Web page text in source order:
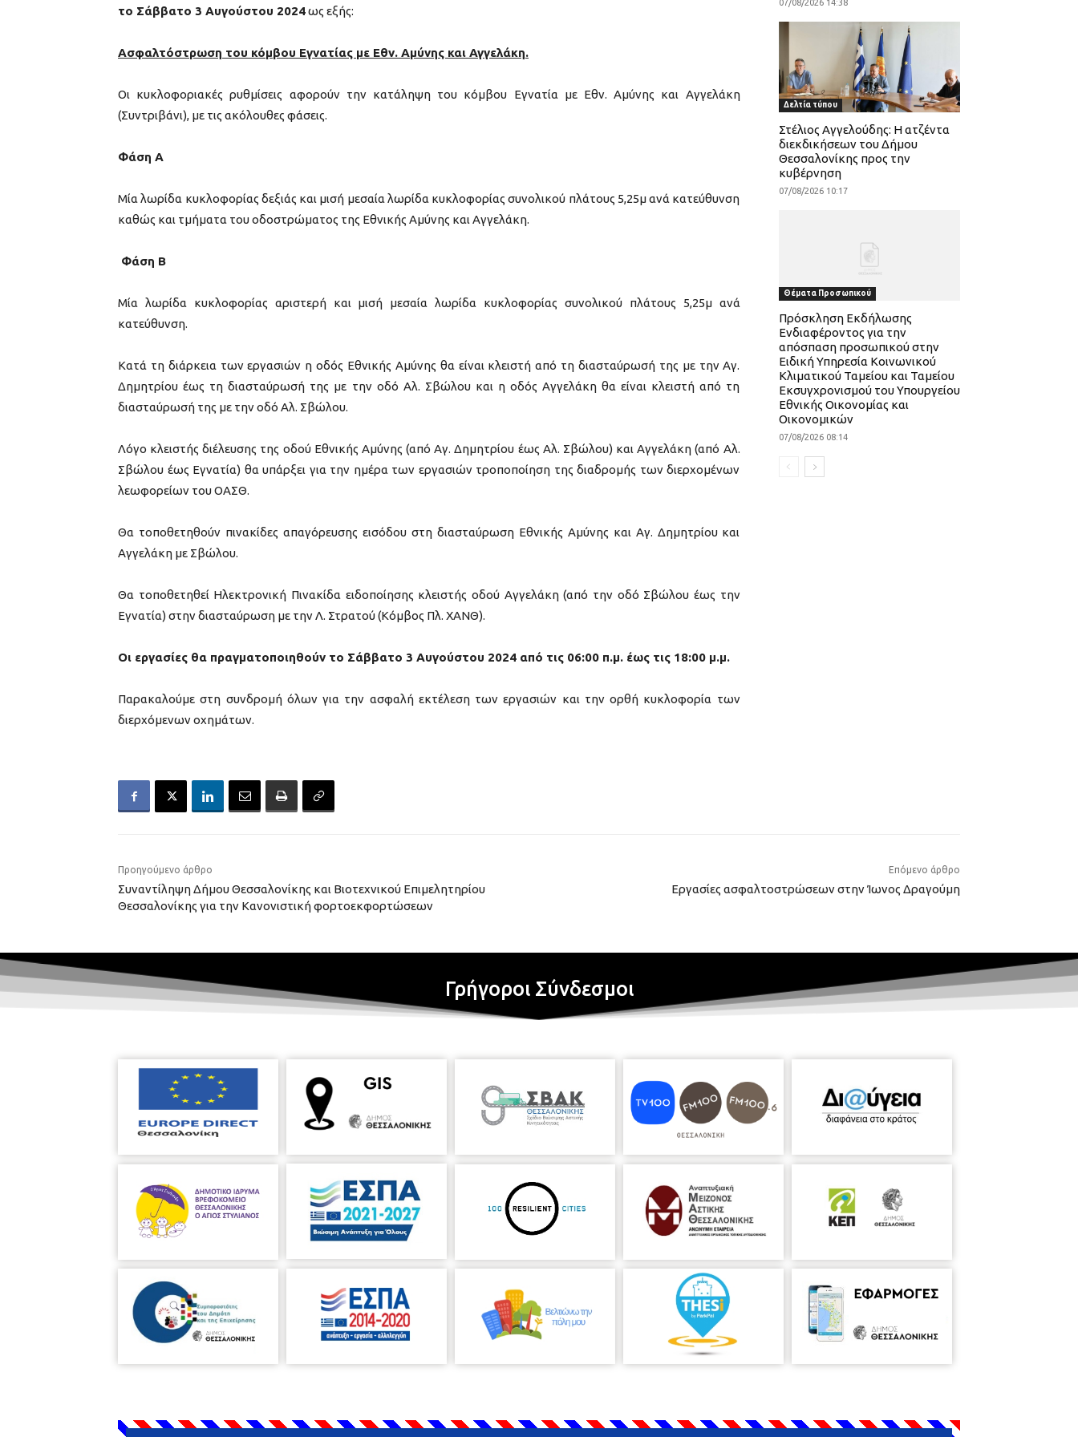
το Σάββατο 3 Αυγούστου 2024ως εξής:
Ασφαλτόστρωση του κόμβου Εγνατίας με Εθν. Αμύνης και Αγγελάκη.
Οι κυκλοφοριακές ρυθμίσεις αφορούν την κατάληψη του κόμβου Εγνατία με Εθν. Αμύνης και Αγγελάκη
(Συντριβάνι), με τις ακόλουθες φάσεις.
Φάση Α
Μία λωρίδα κυκλοφορίας δεξιάς και μισή μεσαία λωρίδα κυκλοφορίας συνολικού πλάτους 5,25μ ανά κατεύθυνση
καθώς και τμήματα του οδοστρώματος της Εθνικής Αμύνης και Αγγελάκη.
Φάση Β
Μία λωρίδα κυκλοφορίας αριστερή και μισή μεσαία λωρίδα κυκλοφορίας συνολικού πλάτους 5,25μ ανά
κατεύθυνση.
Κατά τη διάρκεια των εργασιών η οδός Εθνικής Αμύνης θα είναι κλειστή από τη διασταύρωσή της με την Αγ.
Δημητρίου έως τη διασταύρωσή της με την οδό Αλ. Σβώλου και η οδός Αγγελάκη θα είναι κλειστή από τη
διασταύρωσή της με την οδό Αλ. Σβώλου.
Λόγο κλειστής διέλευσης της οδού Εθνικής Αμύνης (από Αγ. Δημητρίου έως Αλ. Σβώλου) και Αγγελάκη (από Αλ.
Σβώλου έως Εγνατία) θα υπάρξει για την ημέρα των εργασιών τροποποίηση της διαδρομής των διερχομένων
λεωφορείων του ΟΑΣΘ.
Θα τοποθετηθούν πινακίδες απαγόρευσης εισόδου στη διασταύρωση Εθνικής Αμύνης και Αγ. Δημητρίου και
Αγγελάκη με Σβώλου.
Θα τοποθετηθεί Ηλεκτρονική Πινακίδα ειδοποίησης κλειστής οδού Αγγελάκη (από την οδό Σβώλου έως την
Εγνατία) στην διασταύρωση με την Λ. Στρατού (Κόμβος Πλ. ΧΑΝΘ).
Οι εργασίες θα πραγματοποιηθούν το Σάββατο 3 Αυγούστου 2024 από τις 06:00 π.μ. έως τις 18:00 μ.μ.
Παρακαλούμε στη συνδρομή όλων για την ασφαλή εκτέλεση των εργασιών και την ορθή κυκλοφορία των
διερχόμενων οχημάτων.
07/08/2026 14:38
Δελτία τύπου
Στέλιος Αγγελούδης: Η ατζέντα
διεκδικήσεων του Δήμου
Θεσσαλονίκης προς την
κυβέρνηση
07/08/2026 10:17
Θέματα Προσωπικού
Πρόσκληση Εκδήλωσης
Ενδιαφέροντος για την
απόσπαση προσωπικού στην
Ειδική Υπηρεσία Κοινωνικού
Κλιματικού Ταμείου και Ταμείου
Εκσυγχρονισμού του Υπουργείου
Εθνικής Οικονομίας και
Οικονομικών
07/08/2026 08:14
Προηγούμενο άρθρο
Συναντίληψη Δήμου Θεσσαλονίκης και Βιοτεχνικού Επιμελητηρίου
Θεσσαλονίκης για την Κανονιστική φορτοεκφορτώσεων
Επόμενο άρθρο
Εργασίες ασφαλτοστρώσεων στην Ίωνος Δραγούμη
Γρήγοροι Σύνδεσμοι